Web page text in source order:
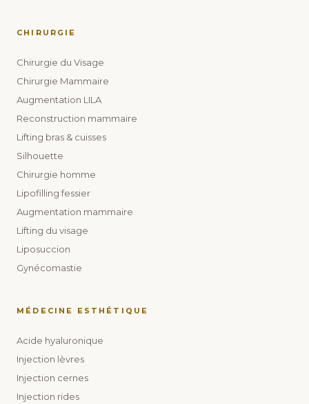
CHIRURGIE
Chirurgie du Visage
Chirurgie Mammaire
Augmentation LILA
Reconstruction mammaire
Lifting bras & cuisses
Silhouette
Chirurgie homme
Lipofilling fessier
Augmentation mammaire
Lifting du visage
Liposuccion
Gynécomastie
MÉDECINE ESTHÉTIQUE
Acide hyaluronique
Injection lèvres
Injection cernes
Injection rides